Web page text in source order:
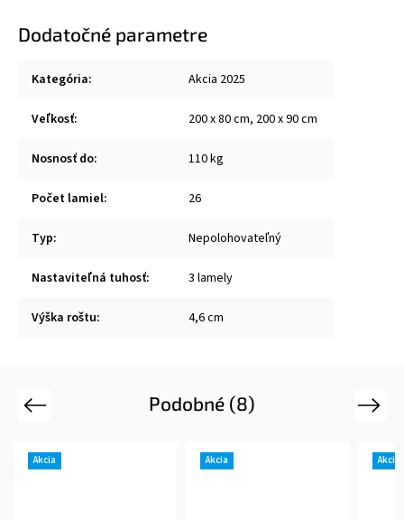
Dodatočné parametre
Kategória: Akcia 2025
Veľkosť: 200 x 80 cm, 200 x 90 cm
Nosnosť do: 110 kg
Počet lamiel: 26
Typ: Nepolohovateľný
Nastaviteľná tuhosť: 3 lamely
Výška roštu: 4,6 cm
Podobné (8)
Previous
Akcia Akcia Akcia
Next